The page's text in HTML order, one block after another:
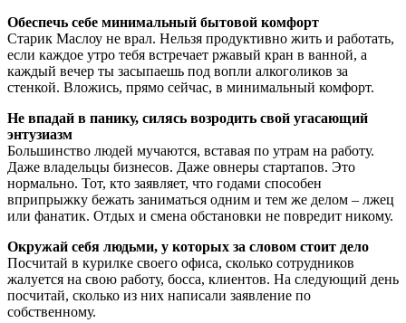
Обеспечь себе минимальный бытовой комфорт
Старик Маслоу не врал. Нельзя продуктивно жить и работать,
если каждое утро тебя встречает ржавый кран в ванной, а
каждый вечер ты засыпаешь под вопли алкоголиков за
стенкой. Вложись, прямо сейчас, в минимальный комфорт.
Не впадай в панику, силясь возродить свой угасающий
энтузиазм
Большинство людей мучаются, вставая по утрам на работу.
Даже владельцы бизнесов. Даже овнеры стартапов. Это
нормально. Тот, кто заявляет, что годами способен
вприпрыжку бежать заниматься одним и тем же делом – лжец
или фанатик. Отдых и смена обстановки не повредит никому.
Окружай себя людьми, у которых за словом стоит дело
Посчитай в курилке своего офиса, сколько сотрудников
жалуется на свою работу, босса, клиентов. На следующий день
посчитай, сколько из них написали заявление по
собственному.